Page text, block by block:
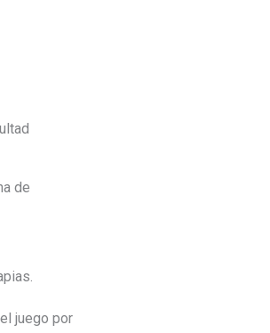
de
juego por